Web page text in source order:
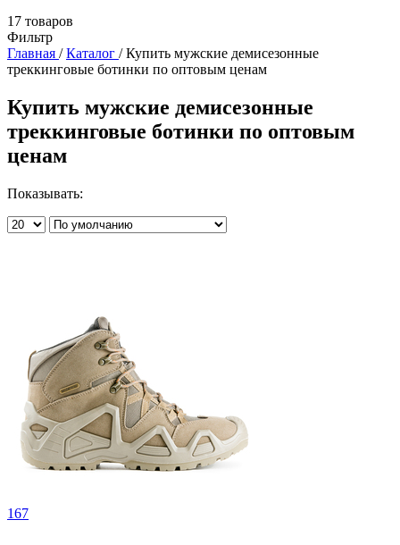
17 товаров
Фильтр
Главная / Каталог / Купить мужские демисезонные
треккинговые ботинки по оптовым ценам
Купить мужские демисезонные
треккинговые ботинки по оптовым
ценам
Показывать:
167